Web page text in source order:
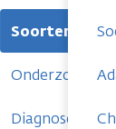
Soorten
Onderzoeken
Diagnose